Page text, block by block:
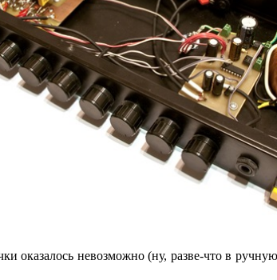
оказалось невозможно (ну, разве-что в